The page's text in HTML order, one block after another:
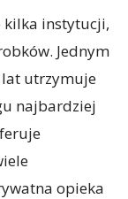
kilka instytucji,
Jednym
lat utrzymuje
najbardziej
opieka